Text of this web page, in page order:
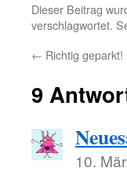
Dieser Beitrag
verschlagwortet.
← Richtig geparkt!
9
10.